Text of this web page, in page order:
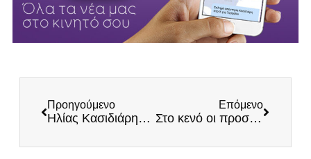
Προηγούμενο
Ηλίας Κασιδιάρης: «Συνεχίζω απτόητος τον αγώνα για την Ελλάδα και την Ελευθερία!»
Επόμενο
Στο κενό οι προσπάθειες του Μαξίμου: Νέο τρομερό κύμα στήριξης στο Twitter